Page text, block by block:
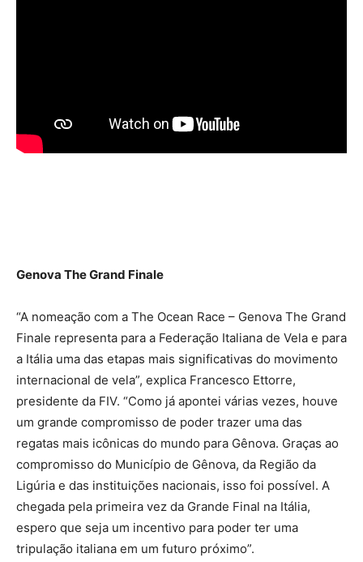
Genova The Grand Finale
“A nomeação com a The Ocean Race – Genova The Grand
Finale representa para a Federação Italiana de Vela e para
a Itália uma das etapas mais significativas do movimento
internacional de vela”, explica Francesco Ettorre,
presidente da FIV. “Como já apontei várias vezes, houve
um grande compromisso de poder trazer uma das
regatas mais icônicas do mundo para Gênova. Graças ao
compromisso do Município de Gênova, da Região da
Ligúria e das instituições nacionais, isso foi possível. A
chegada pela primeira vez da Grande Final na Itália,
espero que seja um incentivo para poder ter uma
tripulação italiana em um futuro próximo”.